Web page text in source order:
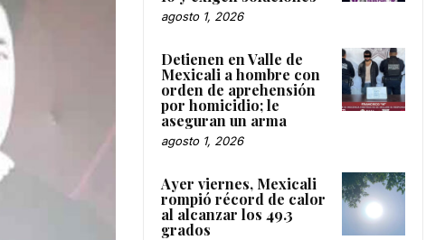
agosto 1, 2026
Detienen en Valle de
Mexicali a hombre con
orden de aprehensión
por homicidio; le
aseguran un arma
agosto 1, 2026
Ayer viernes, Mexicali
rompió récord de calor
al alcanzar los 49.3
grados